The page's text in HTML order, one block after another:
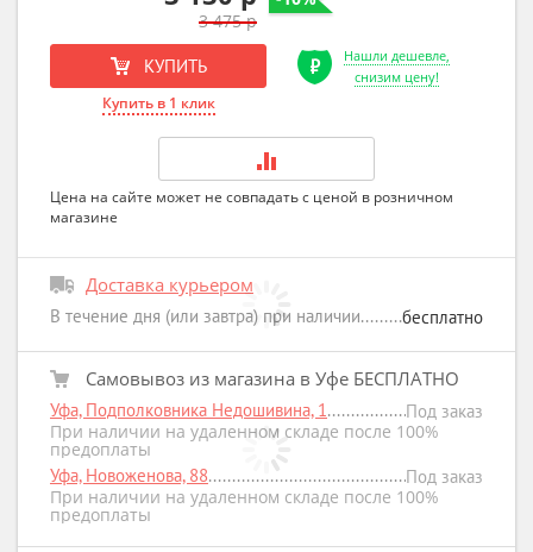
3 475 р
КУПИТЬ
Купить в 1 клик
Нашли дешевле,
снизим цену!
Цена на сайте может не совпадать с ценой в розничном
магазине
Доставка курьером
В течение дня (или завтра) при наличии бесплатно
Самовывоз из магазина в Уфе БЕСПЛАТНО
Уфа, Подполковника Недошивина, 1
Под заказ
При наличии на удаленном складе после 100%
предоплаты
Уфа, Новоженова, 88
Под заказ
При наличии на удаленном складе после 100%
предоплаты